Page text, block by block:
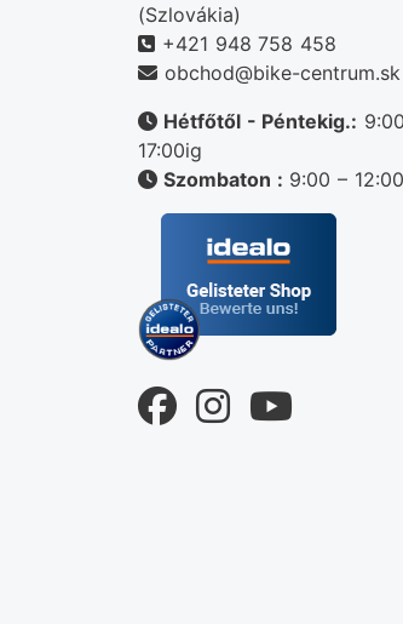
(Szlovákia)
+421 948 758 458
obchod@bike-centrum.sk
Hétfőtől - Péntekig.:
17:00ig
Szombaton : 9:00 –